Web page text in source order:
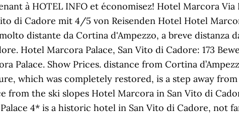
à HOTEL INFO et économisez! Hotel Marcora
di Cadore mit 4/5 von Reisenden Hotel Hotel
distante da Cortina d'Ampezzo, a breve
Hotel Marcora Palace, San Vito di Cadore: 173
Palace. Show Prices. distance from Cortina
which was completely restored, is a step away
from the ski slopes Hotel Marcora in San Vito di
4* is a historic hotel in San Vito di Cadore, not